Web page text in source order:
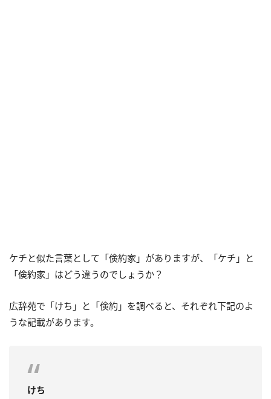
ケチと似た言葉として「倹約家」がありますが、「ケチ」と
「倹約家」はどう違うのでしょうか？
広辞苑で「けち」と「倹約」を調べると、それぞれ下記のよ
うな記載があります。
けち